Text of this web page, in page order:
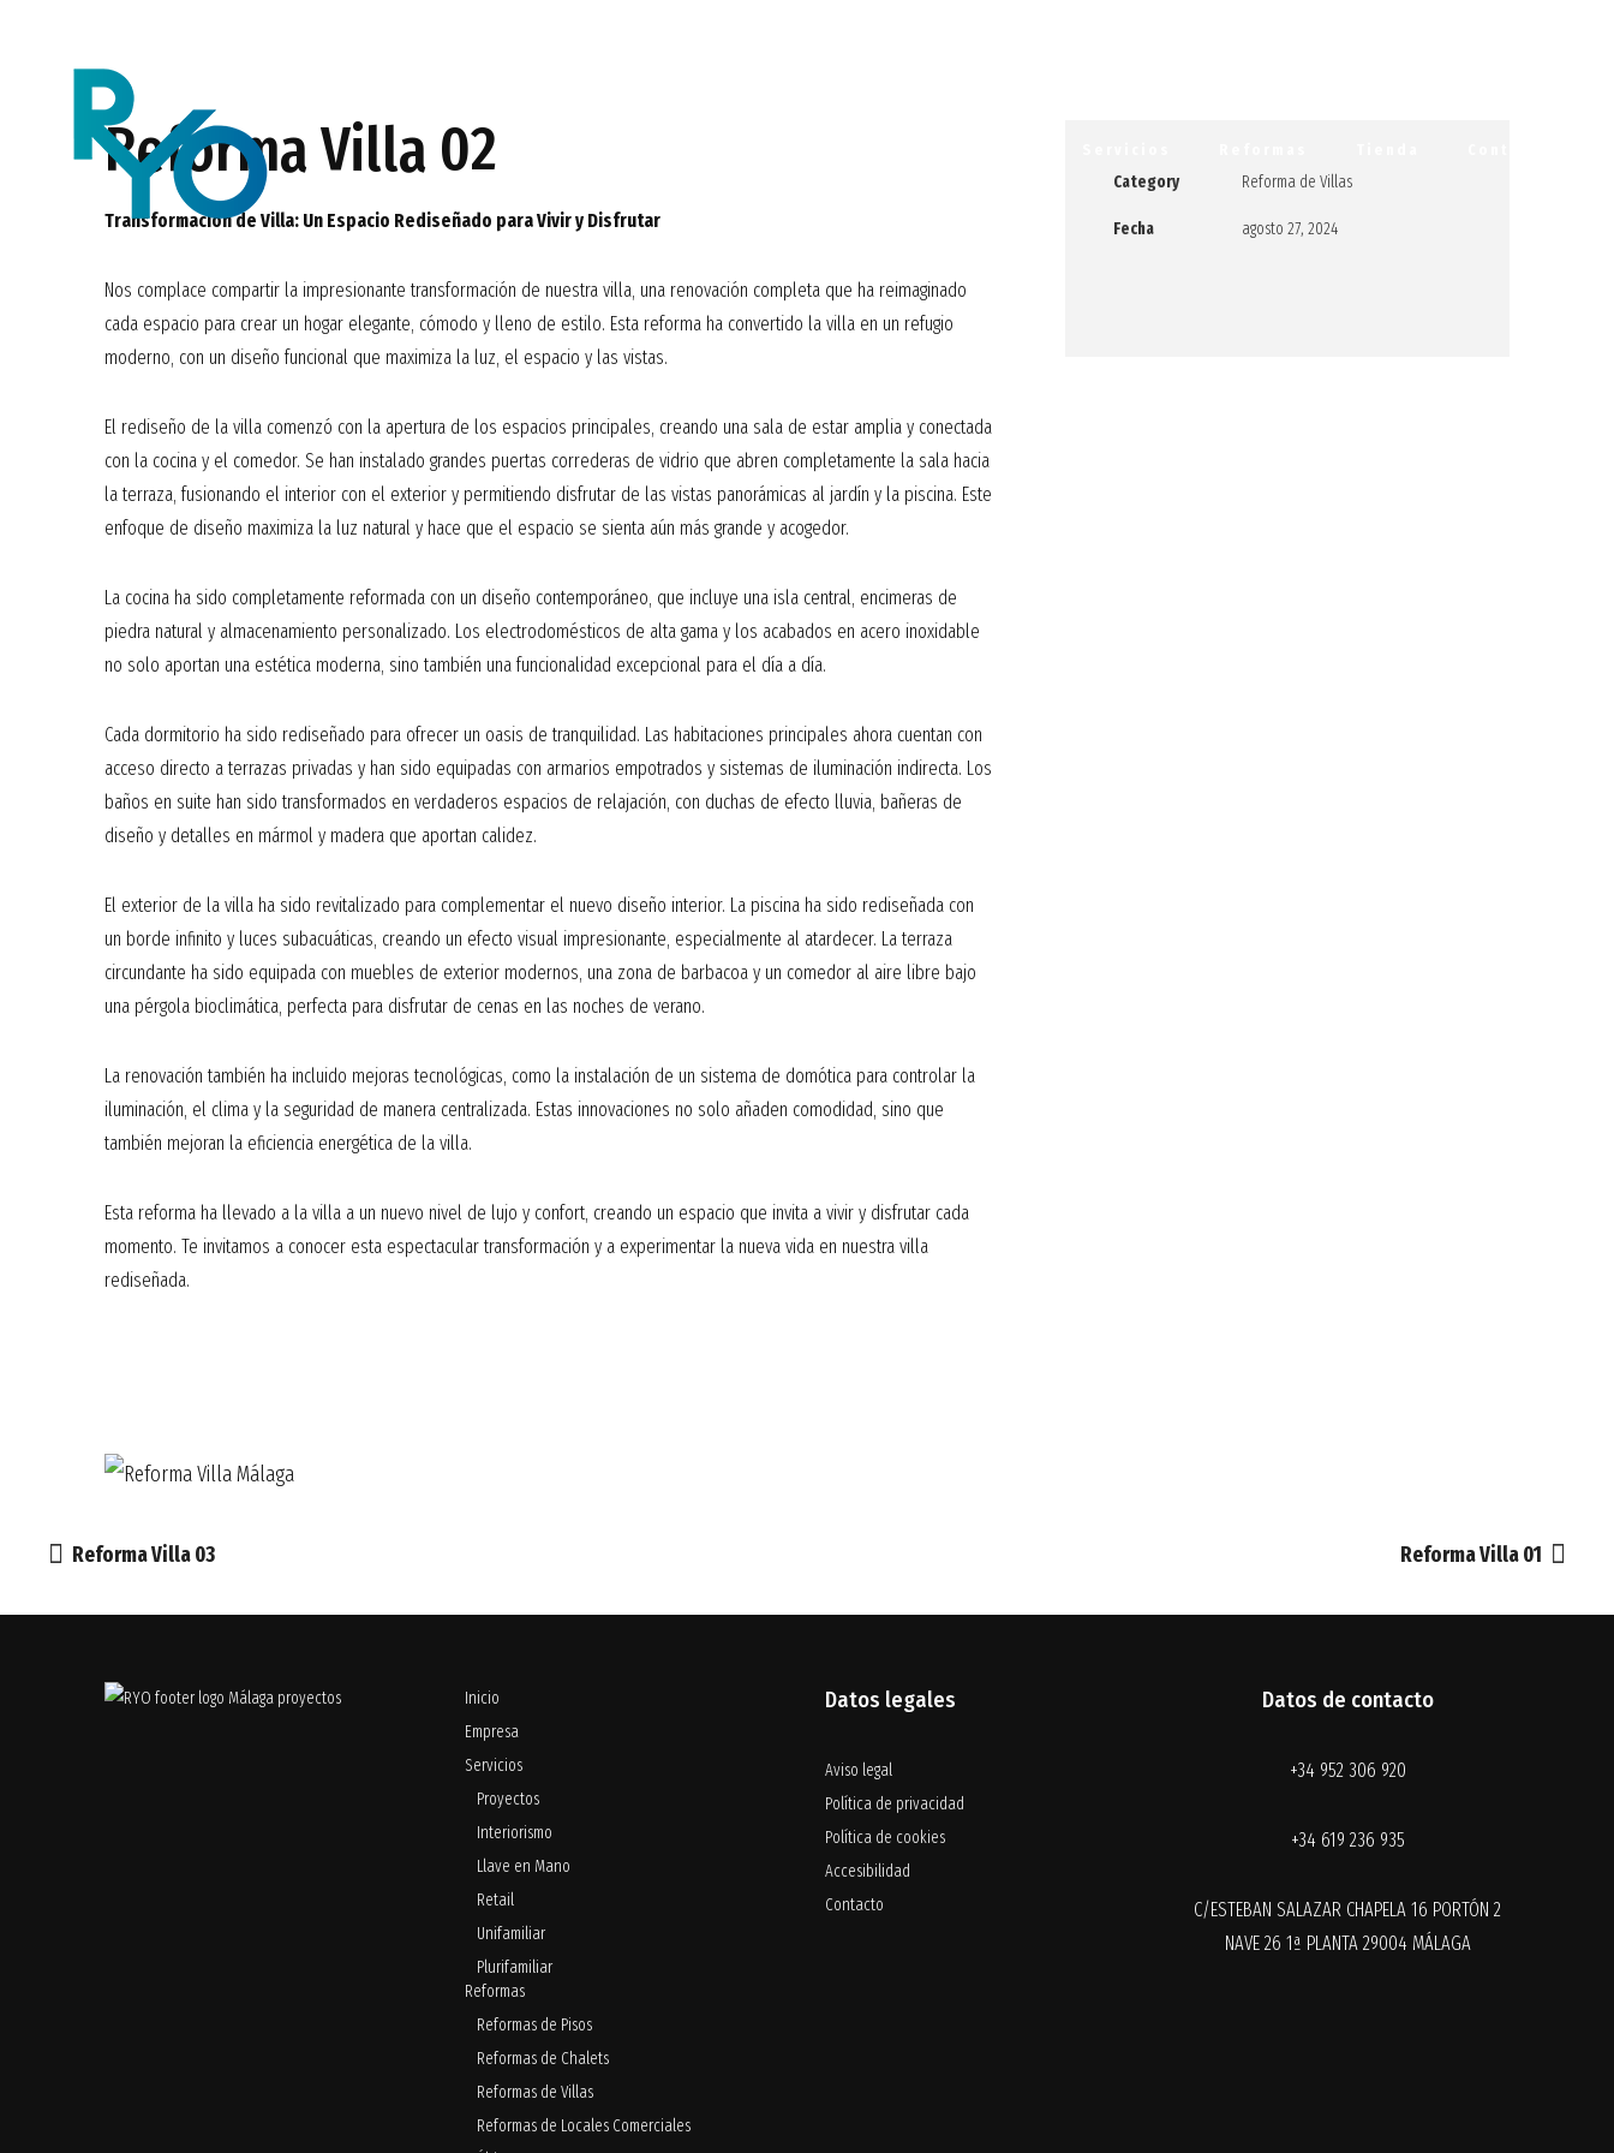
Reforma Villa 02
Transformación de Villa: Un Espacio Rediseñado para Vivir y Disfrutar
Nos complace compartir la impresionante transformación de nuestra villa, una renovación completa que ha reimaginado
cada espacio para crear un hogar elegante, cómodo y lleno de estilo. Esta reforma ha convertido la villa en un refugio
moderno, con un diseño funcional que maximiza la luz, el espacio y las vistas.
El rediseño de la villa comenzó con la apertura de los espacios principales, creando una sala de estar amplia y conectada
con la cocina y el comedor. Se han instalado grandes puertas correderas de vidrio que abren completamente la sala hacia
la terraza, fusionando el interior con el exterior y permitiendo disfrutar de las vistas panorámicas al jardín y la piscina. Este
enfoque de diseño maximiza la luz natural y hace que el espacio se sienta aún más grande y acogedor.
La cocina ha sido completamente reformada con un diseño contemporáneo, que incluye una isla central, encimeras de
piedra natural y almacenamiento personalizado. Los electrodomésticos de alta gama y los acabados en acero inoxidable
no solo aportan una estética moderna, sino también una funcionalidad excepcional para el día a día.
Cada dormitorio ha sido rediseñado para ofrecer un oasis de tranquilidad. Las habitaciones principales ahora cuentan con
acceso directo a terrazas privadas y han sido equipadas con armarios empotrados y sistemas de iluminación indirecta. Los
baños en suite han sido transformados en verdaderos espacios de relajación, con duchas de efecto lluvia, bañeras de
diseño y detalles en mármol y madera que aportan calidez.
El exterior de la villa ha sido revitalizado para complementar el nuevo diseño interior. La piscina ha sido rediseñada con
un borde infinito y luces subacuáticas, creando un efecto visual impresionante, especialmente al atardecer. La terraza
circundante ha sido equipada con muebles de exterior modernos, una zona de barbacoa y un comedor al aire libre bajo
una pérgola bioclimática, perfecta para disfrutar de cenas en las noches de verano.
La renovación también ha incluido mejoras tecnológicas, como la instalación de un sistema de domótica para controlar la
iluminación, el clima y la seguridad de manera centralizada. Estas innovaciones no solo añaden comodidad, sino que
también mejoran la eficiencia energética de la villa.
Esta reforma ha llevado a la villa a un nuevo nivel de lujo y confort, creando un espacio que invita a vivir y disfrutar cada
momento. Te invitamos a conocer esta espectacular transformación y a experimentar la nueva vida en nuestra villa
rediseñada.
Category Reforma de Villas
Fecha agosto 27, 2024
Reforma Villa 03 Reforma Villa 01
Inicio
Empresa
Servicios
Proyectos
Interiorismo
Llave en Mano
Retail
Unifamiliar
Plurifamiliar
Reformas
Reformas de Pisos
Reformas de Chalets
Reformas de Villas
Reformas de Locales Comerciales
Datos legales
Aviso legal
Política de privacidad
Política de cookies
Accesibilidad
Contacto
Datos de contacto
+34 952 306 920
+34 619 236 935
C/ESTEBAN SALAZAR CHAPELA 16 PORTÓN 2
NAVE 26 1ª PLANTA 29004 MÁLAGA